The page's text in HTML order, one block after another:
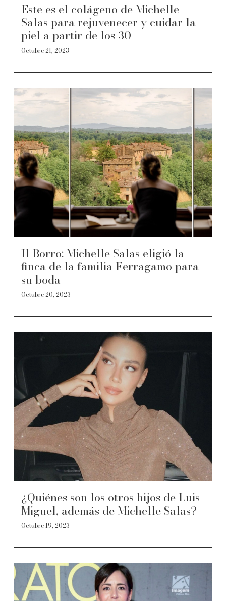
Este es el colágeno de Michelle
Salas para rejuvenecer y cuidar la
piel a partir de los 30
Octubre 21, 2023
Il Borro: Michelle Salas eligió la
finca de la familia Ferragamo para
su boda
Octubre 20, 2023
¿Quiénes son los otros hijos de Luis
Miguel, además de Michelle Salas?
Octubre 19, 2023